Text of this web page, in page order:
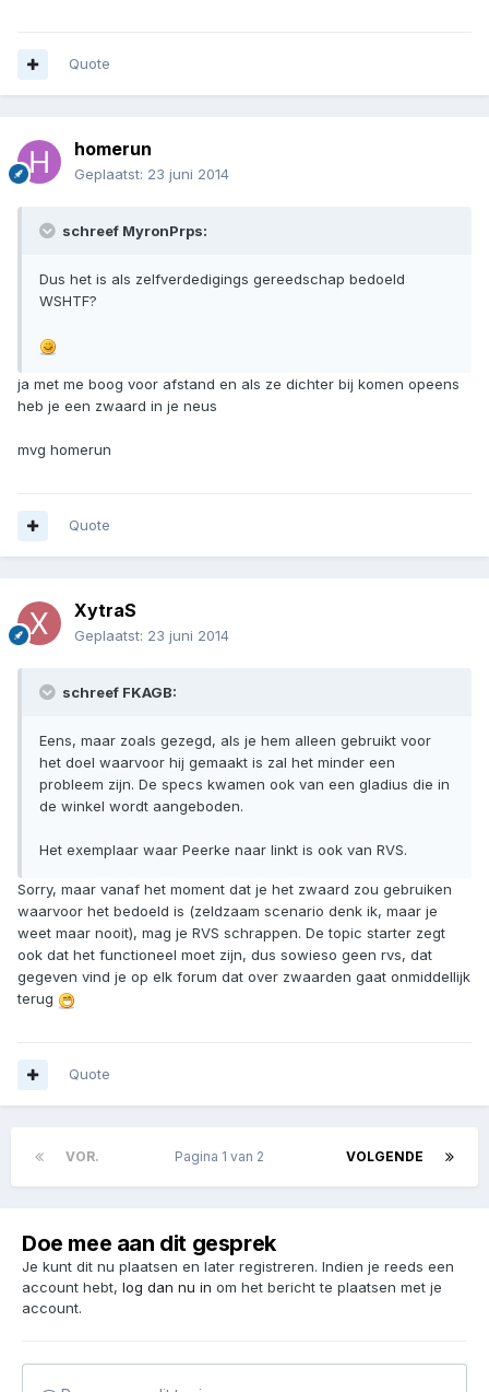
Quote
homerun
Geplaatst: 23 juni 2014
schreef MyronPrps:
Dus het is als zelfverdedigings gereedschap bedoeld
WSHTF?
ja met me boog voor afstand en als ze dichter bij komen opeens
heb je een zwaard in je neus
mvg homerun
Quote
XytraS
Geplaatst: 23 juni 2014
schreef FKAGB:
Eens, maar zoals gezegd, als je hem alleen gebruikt voor
het doel waarvoor hij gemaakt is zal het minder een
probleem zijn. De specs kwamen ook van een gladius die in
de winkel wordt aangeboden.
Het exemplaar waar Peerke naar linkt is ook van RVS.
Sorry, maar vanaf het moment dat je het zwaard zou gebruiken
waarvoor het bedoeld is (zeldzaam scenario denk ik, maar je
weet maar nooit), mag je RVS schrappen. De topic starter zegt
ook dat het functioneel moet zijn, dus sowieso geen rvs, dat
gegeven vind je op elk forum dat over zwaarden gaat onmiddellijk
terug
Quote
VOR. VOLGENDE
Pagina 1 van 2
Doe mee aan dit gesprek
Je kunt dit nu plaatsen en later registreren. Indien je reeds een
account hebt, log dan nu in om het bericht te plaatsen met je
account.